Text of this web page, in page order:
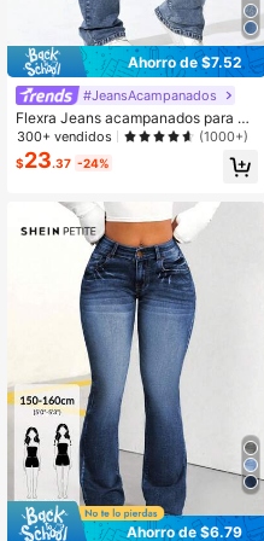
Ahorro de $7.52
#JeansAcampanados
Flexra Jeans acampanados para m
ujer, de moda para el verano
300+ vendidos (1000+)
$23.37 -24%
Ahorro de $6.79